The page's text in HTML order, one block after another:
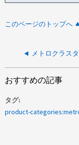
このページのトップへ
おすすめの記事
タグ
product-